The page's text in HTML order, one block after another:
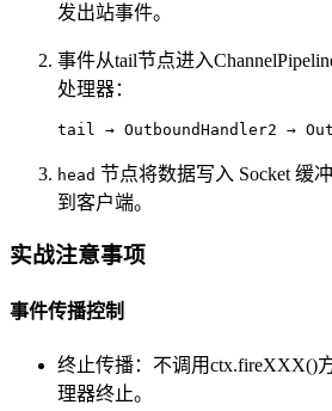
发出站事件。
事件从tail节点进入
处理器：
tail → OutboundHandler2 →
head 节点将数据写入 Socket 缓
到客户端。
实战注意事项
事件传播控制
终止传播：不调用ctx.fireXXX()
理器终止。